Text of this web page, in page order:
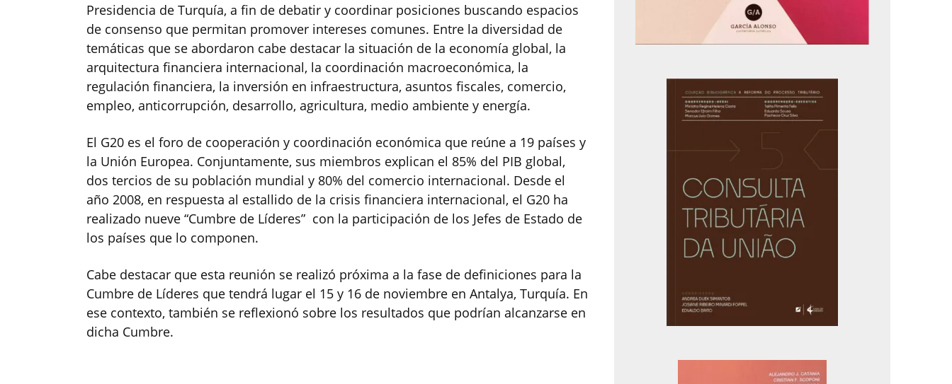
Presidencia de Turquía, a fin de debatir y coordinar posiciones buscando espacios
de consenso que permitan promover intereses comunes. Entre la diversidad de
temáticas que se abordaron cabe destacar la situación de la economía global, la
arquitectura financiera internacional, la coordinación macroeconómica, la
regulación financiera, la inversión en infraestructura, asuntos fiscales, comercio,
empleo, anticorrupción, desarrollo, agricultura, medio ambiente y energía.
El G20 es el foro de cooperación y coordinación económica que reúne a 19 países y
la Unión Europea. Conjuntamente, sus miembros explican el 85% del PIB global,
dos tercios de su población mundial y 80% del comercio internacional. Desde el
año 2008, en respuesta al estallido de la crisis financiera internacional, el G20 ha
realizado nueve “Cumbre de Líderes” con la participación de los Jefes de Estado de
los países que lo componen.
Cabe destacar que esta reunión se realizó próxima a la fase de definiciones para la
Cumbre de Líderes que tendrá lugar el 15 y 16 de noviembre en Antalya, Turquía. En
ese contexto, también se reflexionó sobre los resultados que podrían alcanzarse en
dicha Cumbre.